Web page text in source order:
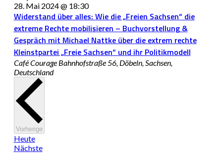
28. Mai 2024 @ 18:30
Widerstand über alles: Wie die „Freien Sachsen“ die
extreme Rechte mobilisieren – Buchvorstellung &
Gespräch mit Michael Nattke über die extrem rechte
Kleinstpartei „Freie Sachsen“ und ihr Politikmodell
Café Courage Bahnhofstraße 56, Döbeln, Sachsen,
Deutschland
VorherigeVeranstaltungen
Heute
NächsteVeranstaltungen